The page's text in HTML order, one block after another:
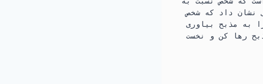
نشان داد که شخص
به مذبح بیاوری
رها کن و نخست